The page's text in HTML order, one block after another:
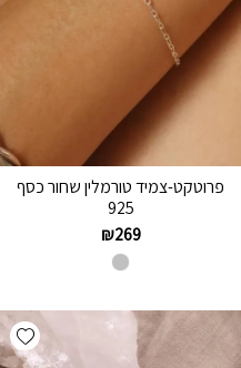
פרוטקט-צמיד טורמלין שחור כסף
925
₪269